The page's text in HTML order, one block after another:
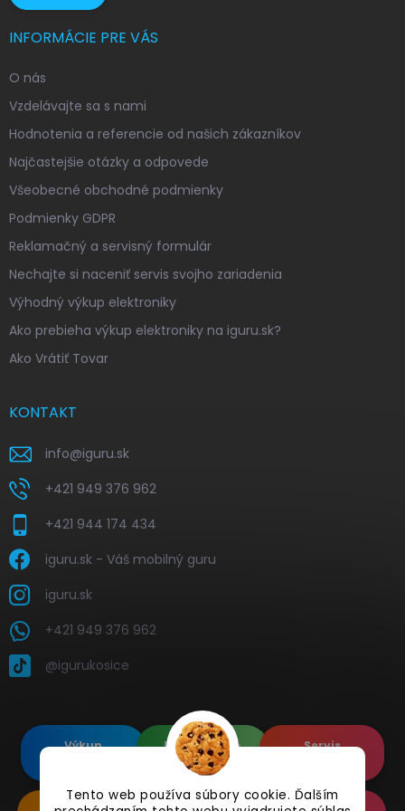
Tento web používa súbory cookie. Ďalším
INFORMÁCIE PRE VÁS
O nás
Vzdelávajte sa s nami
Hodnotenia a referencie od našich zákazníkov
Najčastejšie otázky a odpovede
Všeobecné obchodné podmienky
Podmienky GDPR
Reklamačný a servisný formulár
Nechajte si naceniť servis svojho zariadenia
Výhodný výkup elektroniky
Ako prebieha výkup elektroniky na iguru.sk?
Ako Vrátiť Tovar
KONTAKT
info@iguru.sk
+421 949 376 962
+421 944 174 434
iguru.sk - Váš mobilný guru
iguru.sk
+421 949 376 962
@igurukosice
Výkup
Renovované
Apple's
Servis